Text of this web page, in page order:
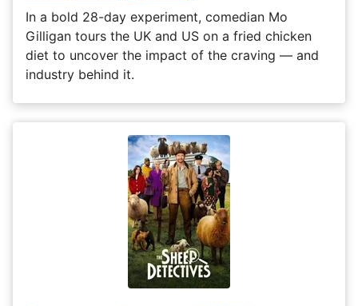
In a bold 28-day experiment, comedian Mo
Gilligan tours the UK and US on a fried chicken
diet to uncover the impact of the craving — and
industry behind it.